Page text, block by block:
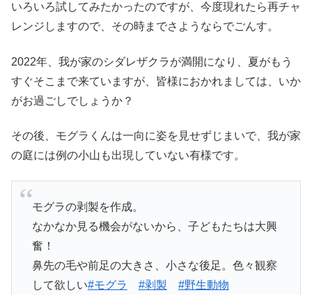
いろいろ試してみたかったのですが、今度現れたら再チャ
レンジしますので、その時までさようならでごんす。
2022年、我が家のシダレザクラが満開になり、夏がもう
すぐそこまで来ていますが、皆様におかれましては、いか
がお過ごしでしょうか？
その後、モグラくんは一向に姿を見せずじまいで、我が家
の庭には例の小山も出現していない有様です。
モグラの剥製を作成。
なかなか見る機会がないから、子どもたちは大興
奮！
鼻先の毛や前足の大きさ、小さな後足。色々観察
して欲しい#モグラ #剥製 #野生動物